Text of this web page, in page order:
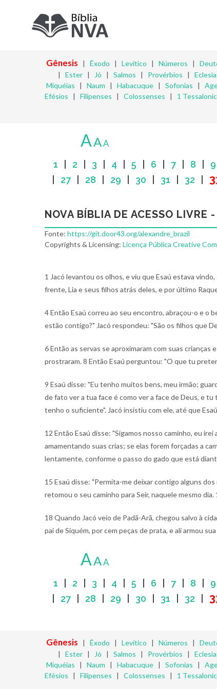
Gênesis | Êxodo | Levítico | Números |
| Ester| Jó | Salmos | Provérbios |
Miquéias | Naum | Habacuque | Sofonias |
Efésios | Filipenses | Colossenses | 1
AAA
1 2 3 4 5 6 7| 8 9
27| 28 29 30 31 32
NOVA BÍBLIA DE ACESSO LIVRE
Fonte: https://git.door43.org/alexandre_brazil
Copyrights & Licensing: Licença Pública Creative
1 Jacó levantou os olhos, e viu que Esaú estava
frente, Lia e seus filhos atrás deles, e por último
4 Então Esaú correu ao seu encontro, abraçou-o e o
estão contigo?" Jacó respondeu: "São os filhos que
6 Então as servas se aproximaram com suas crianças
prostraram.8 Então Esaú perguntou: "O que tu
9 Esaú disse: "Eu tenho muitos bens, meu irmão;
de fato ver a tua face é como ver a face de Deus, e tu
tenho o suficiente". Jacó insistiu com ele, até que
12 Então Esaú disse: "Sigamos nosso caminho, eu irei
amamentando suas crias; se elas forem forçadas a
lentamente, conforme o passo do gado que está
15 Esaú disse: "Permita-me deixar contigo alguns
retomou o seu caminho para Seir, naquele mesmo dia.
18 Quando Jacó veio de Padã-Arã, chegou salvo à
pai de Siquém, por cem peças de prata, e ali armou
AAA
1 2 3 4 5 6 7| 8 9
27| 28 29 30 31 32
Gênesis | Êxodo | Levítico | Números |
| Ester| Jó | Salmos | Provérbios |
Miquéias | Naum | Habacuque | Sofonias |
Efésios | Filipenses | Colossenses | 1